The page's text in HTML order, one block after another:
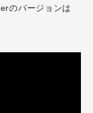
のバージョンは